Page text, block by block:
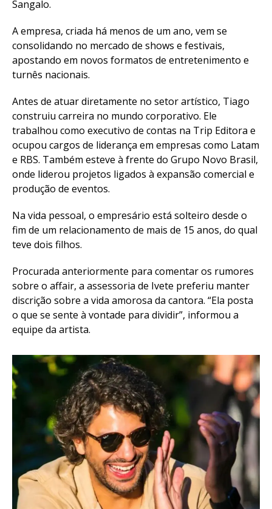
Sangalo.
A empresa, criada há menos de um ano, vem se
consolidando no mercado de shows e festivais,
apostando em novos formatos de entretenimento e
turnês nacionais.
Antes de atuar diretamente no setor artístico, Tiago
construiu carreira no mundo corporativo. Ele
trabalhou como executivo de contas na Trip Editora e
ocupou cargos de liderança em empresas como Latam
e RBS. Também esteve à frente do Grupo Novo Brasil,
onde liderou projetos ligados à expansão comercial e
produção de eventos.
Na vida pessoal, o empresário está solteiro desde o
fim de um relacionamento de mais de 15 anos, do qual
teve dois filhos.
Procurada anteriormente para comentar os rumores
sobre o affair, a assessoria de Ivete preferiu manter
discrição sobre a vida amorosa da cantora. “Ela posta
o que se sente à vontade para dividir”, informou a
equipe da artista.